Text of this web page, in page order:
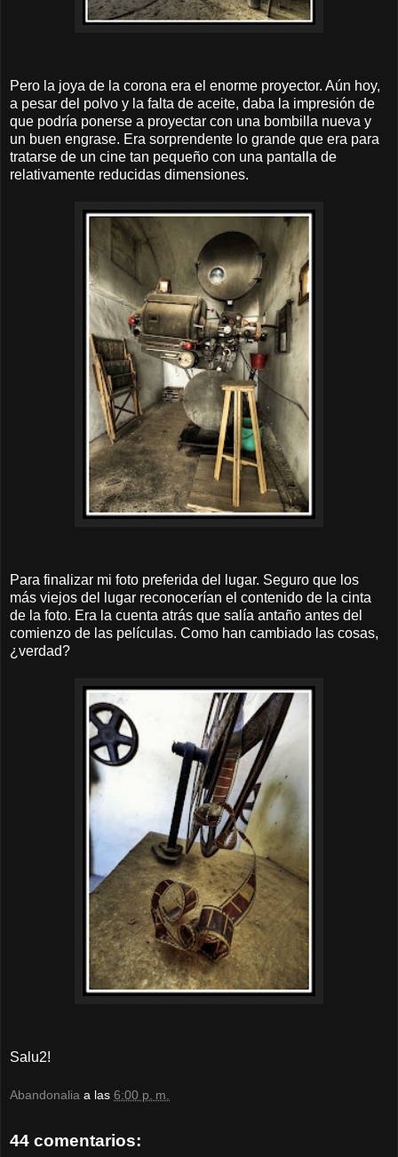
Pero la joya de la corona era el enorme proyector. Aún hoy,
a pesar del polvo y la falta de aceite, daba la impresión de
que podría ponerse a proyectar con una bombilla nueva y
un buen engrase. Era sorprendente lo grande que era para
tratarse de un cine tan pequeño con una pantalla de
relativamente reducidas dimensiones.
Para finalizar mi foto preferida del lugar. Seguro que los
más viejos del lugar reconocerían el contenido de la cinta
de la foto. Era la cuenta atrás que salía antaño antes del
comienzo de las películas. Como han cambiado las cosas,
¿verdad?
Salu2!
Abandonalia a las 6:00 p. m.
44 comentarios: